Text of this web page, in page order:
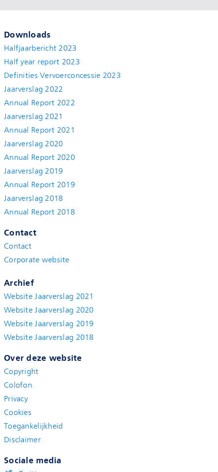
Downloads
Halfjaarbericht 2023
Half year report 2023
Definities Vervoerconcessie 2023
Jaarverslag 2022
Annual Report 2022
Jaarverslag 2021
Annual Report 2021
Jaarverslag 2020
Annual Report 2020
Jaarverslag 2019
Annual Report 2019
Jaarverslag 2018
Annual Report 2018
Contact
Contact
Corporate website
Archief
Website Jaarverslag 2021
Website Jaarverslag 2020
Website Jaarverslag 2019
Website Jaarverslag 2018
Over deze website
Copyright
Colofon
Privacy
Cookies
Toegankelijkheid
Disclaimer
Sociale media